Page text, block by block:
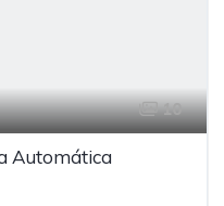
10
Automática